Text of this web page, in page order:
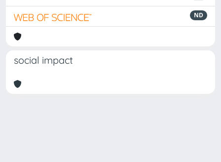
ND
social impact